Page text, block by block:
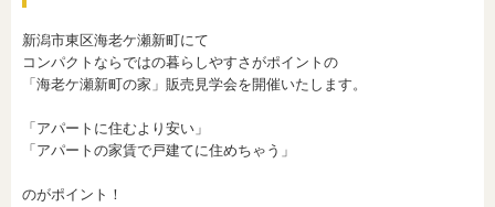
新潟市東区海老ケ瀬新町にて
コンパクトならではの暮らしやすさがポイントの
「海老ケ瀬新町の家」販売見学会を開催いたします。
「アパートに住むより安い」
「アパートの家賃で戸建てに住めちゃう」
のがポイント！